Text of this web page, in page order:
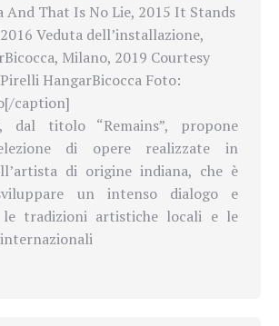
And That Is No Lie, 2015 It Stands
Veduta dell’installazione,
Milano, 2019 Courtesy
HangarBicocca Foto:
caption]
dal titolo “Remains”, propone
di opere realizzate in
di origine indiana, che è
un intenso dialogo e
le tradizioni artistiche locali e le